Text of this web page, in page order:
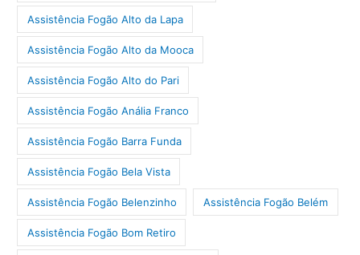
Assistência Fogão Alto da Lapa
Assistência Fogão Alto da Mooca
Assistência Fogão Alto do Pari
Assistência Fogão Anália Franco
Assistência Fogão Barra Funda
Assistência Fogão Bela Vista
Assistência Fogão Belenzinho Assistência Fogão Belém
Assistência Fogão Bom Retiro